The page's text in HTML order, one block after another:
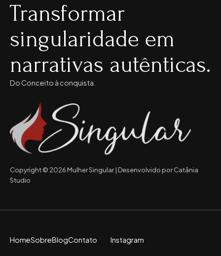
Transformar
singularidade em
narrativas autênticas.
Do Conceito à conquista.
Copyright © 2026 Mulher Singular | Desenvolvido por Catânia
Studio
HomeSobreBlogContato Instagram